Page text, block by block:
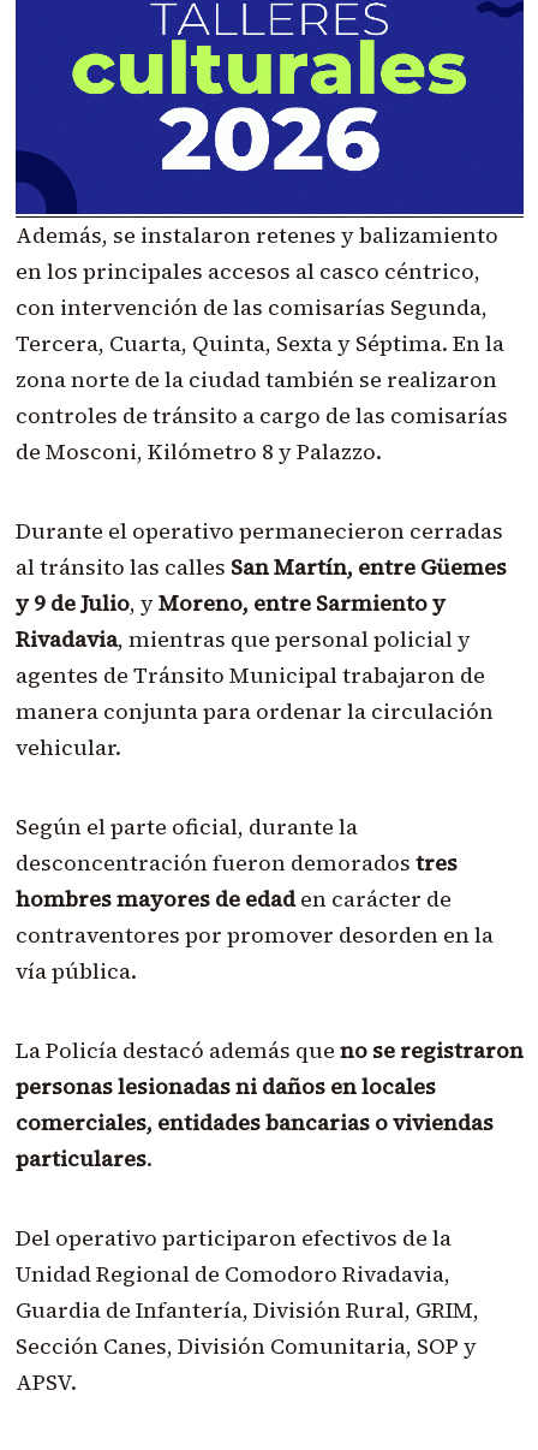
Además, se instalaron retenes y balizamiento
en los principales accesos al casco céntrico,
con intervención de las comisarías Segunda,
Tercera, Cuarta, Quinta, Sexta y Séptima. En la
zona norte de la ciudad también se realizaron
controles de tránsito a cargo de las comisarías
de Mosconi, Kilómetro 8 y Palazzo.
Durante el operativo permanecieron cerradas
al tránsito las calles San Martín, entre Güemes
y 9 de Julio, yMoreno, entre Sarmiento y
Rivadavia, mientras que personal policial y
agentes de Tránsito Municipal trabajaron de
manera conjunta para ordenar la circulación
vehicular.
Según el parte oficial, durante la
desconcentración fueron demorados tres
hombres mayores de edaden carácter de
contraventores por promover desorden en la
vía pública.
La Policía destacó además que no se registraron
personas lesionadas ni daños en locales
comerciales, entidades bancarias o viviendas
particulares.
Del operativo participaron efectivos de la
Unidad Regional de Comodoro Rivadavia,
Guardia de Infantería, División Rural, GRIM,
Sección Canes, División Comunitaria, SOP y
APSV.